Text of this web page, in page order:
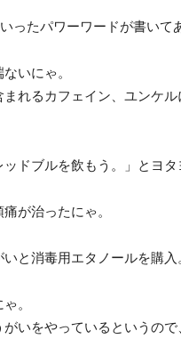
ったパワーワードが書いて
いにゃ。
れるカフェイン、ユンケ
ドブルを飲もう。」とヨタ
が治ったにゃ。
と消毒用エタノールを購入
。
いをやっているというので